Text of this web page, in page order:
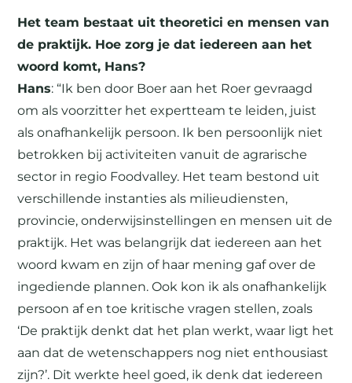
Het team bestaat uit theoretici en mensen van
de praktijk. Hoe zorg je dat iedereen aan het
woord komt, Hans?
Hans: “Ik ben door Boer aan het Roer gevraagd
om als voorzitter het expertteam te leiden, juist
als onafhankelijk persoon. Ik ben persoonlijk niet
betrokken bij activiteiten vanuit de agrarische
sector in regio Foodvalley. Het team bestond uit
verschillende instanties als milieudiensten,
provincie, onderwijsinstellingen en mensen uit de
praktijk. Het was belangrijk dat iedereen aan het
woord kwam en zijn of haar mening gaf over de
ingediende plannen. Ook kon ik als onafhankelijk
persoon af en toe kritische vragen stellen, zoals
‘De praktijk denkt dat het plan werkt, waar ligt het
aan dat de wetenschappers nog niet enthousiast
zijn?’. Dit werkte heel goed, ik denk dat iedereen